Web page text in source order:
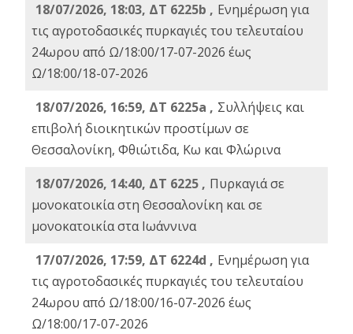
18/07/2026, 18:03, ΔΤ 6225b , Ενημέρωση για
τις αγροτοδασικές πυρκαγιές του τελευταίου
24ωρου από Ω/18:00/17-07-2026 έως
Ω/18:00/18-07-2026
18/07/2026, 16:59, ΔT 6225a , Συλλήψεις και
επιβολή διοικητικών προστίμων σε
Θεσσαλονίκη, Φθιώτιδα, Κω και Φλώρινα
18/07/2026, 14:40, ΔΤ 6225 , Πυρκαγιά σε
μονοκατοικία στη Θεσσαλονίκη και σε
μονοκατοικία στα Ιωάννινα
17/07/2026, 17:59, ΔΤ 6224d , Ενημέρωση για
τις αγροτοδασικές πυρκαγιές του τελευταίου
24ωρου από Ω/18:00/16-07-2026 έως
Ω/18:00/17-07-2026